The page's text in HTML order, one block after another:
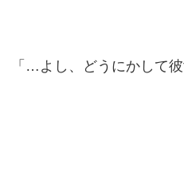
「…よし、どうにかして